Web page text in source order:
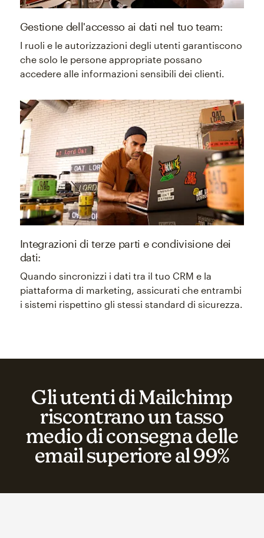
Gestione dell'accesso ai dati nel tuo team:
I ruoli e le autorizzazioni degli utenti garantiscono
che solo le persone appropriate possano
accedere alle informazioni sensibili dei clienti.
Integrazioni di terze parti e condivisione dei
dati:
Quando sincronizzi i dati tra il tuo CRM e la
piattaforma di marketing, assicurati che entrambi
i sistemi rispettino gli stessi standard di sicurezza.
Gli utenti di Mailchimp
riscontrano un tasso
medio di consegna delle
email superiore al 99%